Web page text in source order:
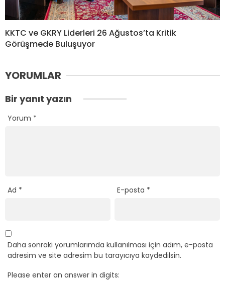
KKTC ve GKRY Liderleri 26 Ağustos’ta Kritik
Görüşmede Buluşuyor
YORUMLAR
Bir yanıt yazın
Yorum *
Ad * E-posta *
Daha sonraki yorumlarımda kullanılması için adım, e-posta
adresim ve site adresim bu tarayıcıya kaydedilsin.
Please enter an answer in digits: